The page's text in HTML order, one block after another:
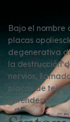
Bajo el nombre
placas
degenerativa
la destrucción
nervios,
placas de
entendernos.